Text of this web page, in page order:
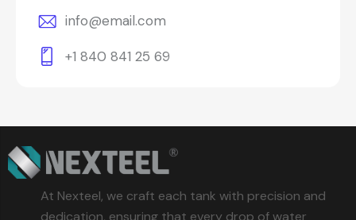
info@email.com
+1 840 841 25 69
At Nexteel, we craft each tank with precision and